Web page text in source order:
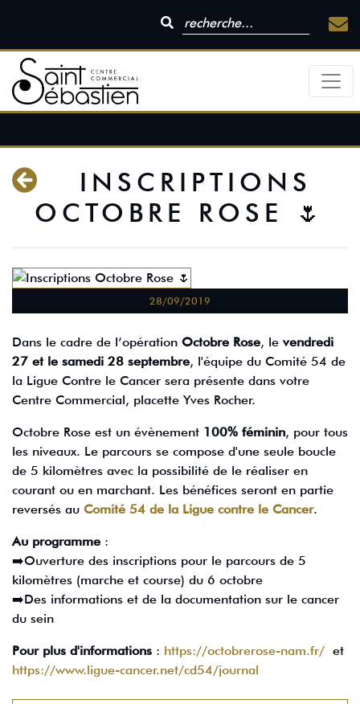
INSCRIPTIONS
OCTOBRE ROSE 🌷
28/09/2019
Dans le cadre de l’opération Octobre Rose, le vendredi
27 et le samedi 28 septembre, l'équipe du Comité 54 de
la Ligue Contre le Cancer sera présente dans votre
Centre Commercial, placette Yves Rocher.
Octobre Rose est un évènement 100% féminin, pour tous
les niveaux. Le parcours se compose d'une seule boucle
de 5 kilomètres avec la possibilité de le réaliser en
courant ou en marchant. Les bénéfices seront en partie
reversés au Comité 54 de la Ligue contre le Cancer.
Au programme :
➡️Ouverture des inscriptions pour le parcours de 5
kilomètres (marche et course) du 6 octobre
➡️Des informations et de la documentation sur le cancer
du sein
Pour plus d'informations : https://octobrerose-nam.fr/ et
https://www.ligue-cancer.net/cd54/journal